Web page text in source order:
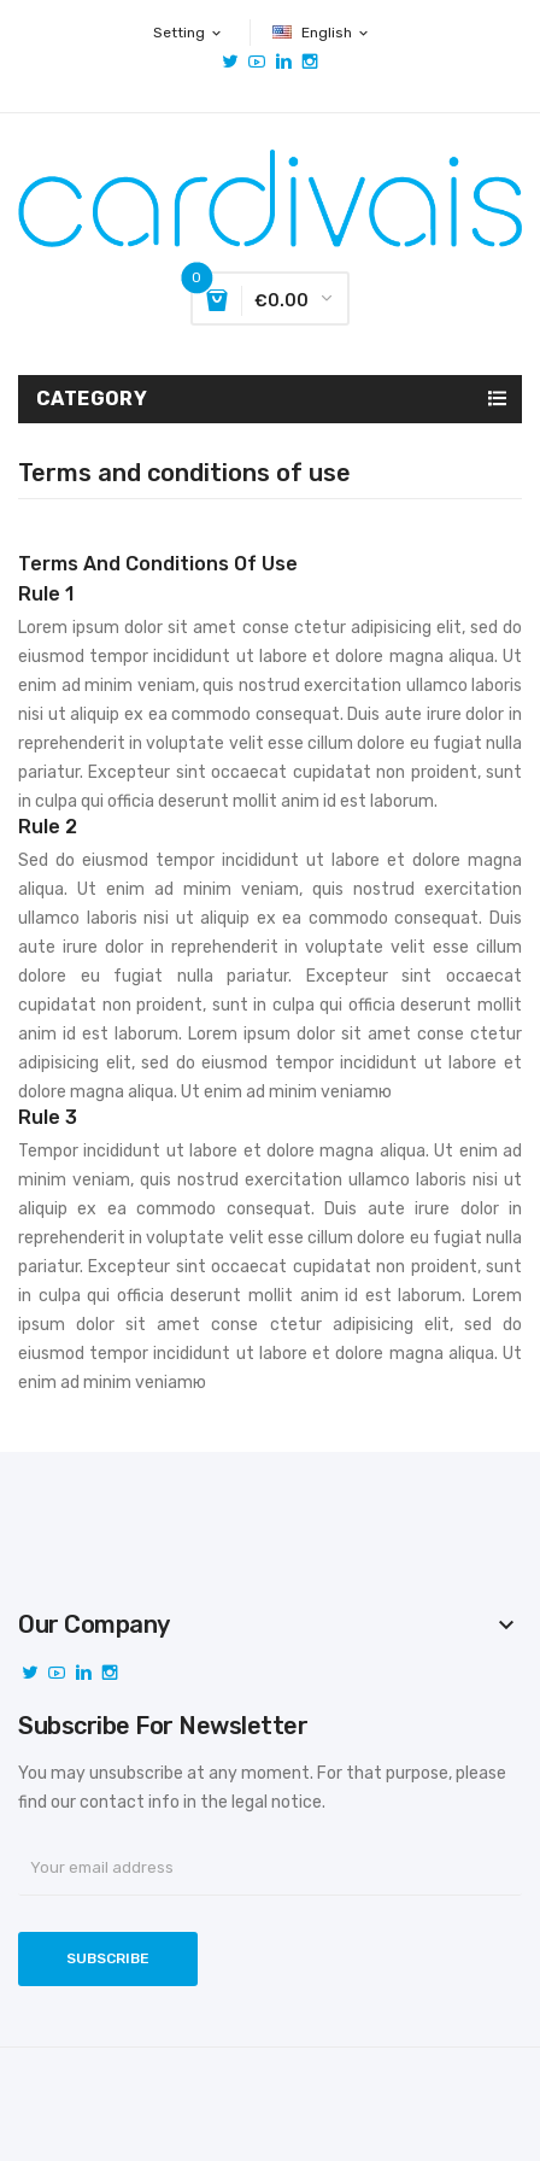
Setting expand_more English expand_more
0
€0.00
CATEGORY
Terms and conditions of use
Terms And Conditions Of Use
Rule 1
Lorem ipsum dolor sit amet conse ctetur adipisicing elit, sed do
eiusmod tempor incididunt ut labore et dolore magna aliqua. Ut
enim ad minim veniam, quis nostrud exercitation ullamco laboris
nisi ut aliquip ex ea commodo consequat. Duis aute irure dolor in
reprehenderit in voluptate velit esse cillum dolore eu fugiat nulla
pariatur. Excepteur sint occaecat cupidatat non proident, sunt
in culpa qui officia deserunt mollit anim id est laborum.
Rule 2
Sed do eiusmod tempor incididunt ut labore et dolore magna
aliqua. Ut enim ad minim veniam, quis nostrud exercitation
ullamco laboris nisi ut aliquip ex ea commodo consequat. Duis
aute irure dolor in reprehenderit in voluptate velit esse cillum
dolore eu fugiat nulla pariatur. Excepteur sint occaecat
cupidatat non proident, sunt in culpa qui officia deserunt mollit
anim id est laborum. Lorem ipsum dolor sit amet conse ctetur
adipisicing elit, sed do eiusmod tempor incididunt ut labore et
dolore magna aliqua. Ut enim ad minim veniamю
Rule 3
Tempor incididunt ut labore et dolore magna aliqua. Ut enim ad
minim veniam, quis nostrud exercitation ullamco laboris nisi ut
aliquip ex ea commodo consequat. Duis aute irure dolor in
reprehenderit in voluptate velit esse cillum dolore eu fugiat nulla
pariatur. Excepteur sint occaecat cupidatat non proident, sunt
in culpa qui officia deserunt mollit anim id est laborum. Lorem
ipsum dolor sit amet conse ctetur adipisicing elit, sed do
eiusmod tempor incididunt ut labore et dolore magna aliqua. Ut
enim ad minim veniamю
Our Company keyboard_arrow_down
Subscribe For Newsletter
You may unsubscribe at any moment. For that purpose, please
find our contact info in the legal notice.